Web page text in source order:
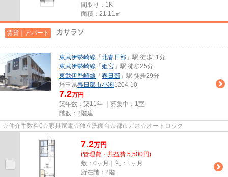
間取り：1K
面積：21.11㎡
賃貸｜アパート カサラソ
東武伊勢崎線 「 北春日部 」駅 徒歩11分
東武伊勢崎線 「 姫宮 」駅 徒歩25分
東武伊勢崎線 「 春日部 」駅 徒歩29分
埼玉県春日部市小渕 1204-10
7.2万円
築年数：築11年 ｜募集中： 1室
階数：2階建
☆仲介手数料0☆家具家電☆独立洗面台☆都市ガス☆オートロック
7.2万円
(管理費・共益費 5,500円)
敷：0ヶ月｜礼：1ヶ月
所在階：2階